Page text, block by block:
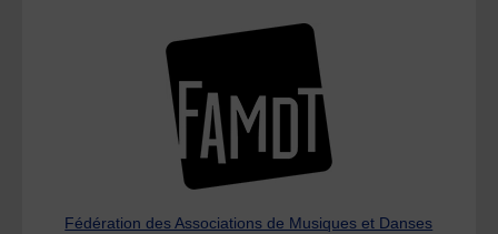
Fédération des Associations de Musiques et Danses